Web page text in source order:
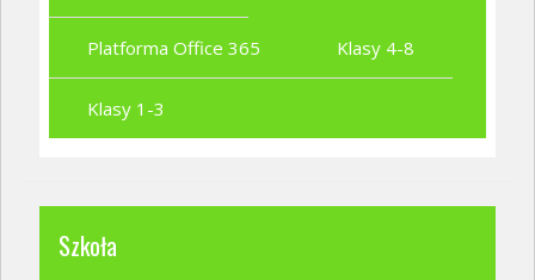
Platforma Office 365 Klasy 4-8
Klasy 1-3
Szkoła